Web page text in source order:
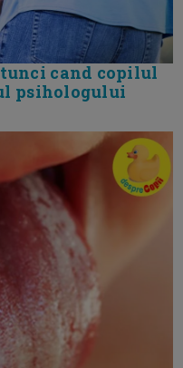
cand copilul
psihologului